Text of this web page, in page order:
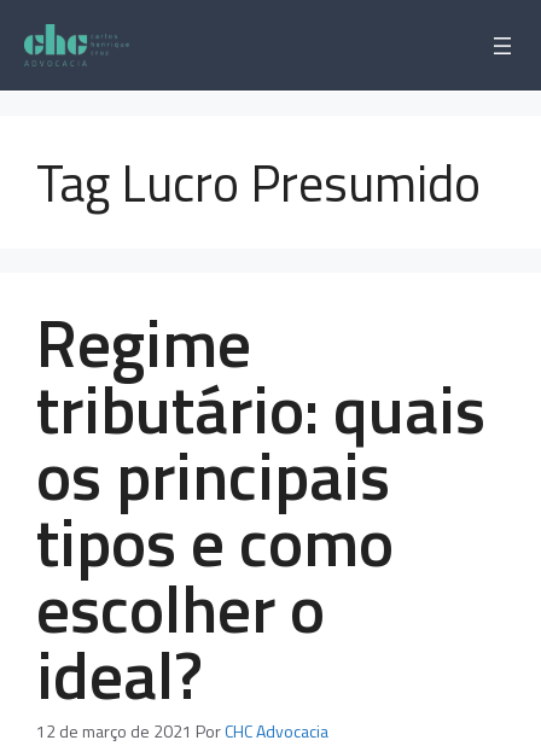
para
conteúdo
Tag Lucro Presumido
Regime
tributário: quais
os principais
tipos e como
escolher o
ideal?
12 de março de 2021 PorCHC Advocacia